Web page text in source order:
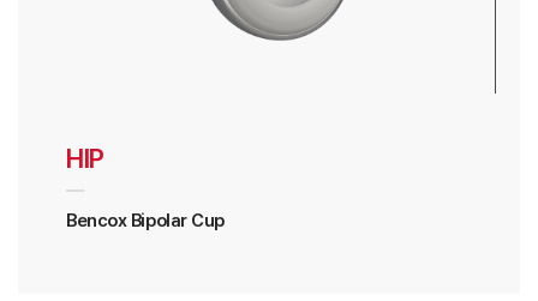
HIP
Bencox Bipolar Cup